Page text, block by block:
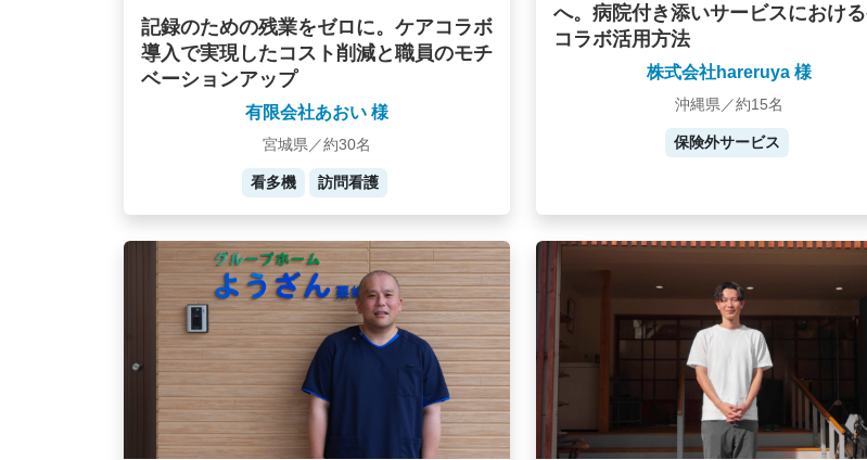
記録のための残業をゼロに。ケアコラボ
導入で実現したコスト削減と職員のモチ
ベーションアップ
有限会社あおい 様
宮城県／約30名
看多機 訪問看護
へ。病院付き添いサービスにおけ
コラボ活用方法
株式会社hareruya 様
沖縄県／約15名
保険外サービス